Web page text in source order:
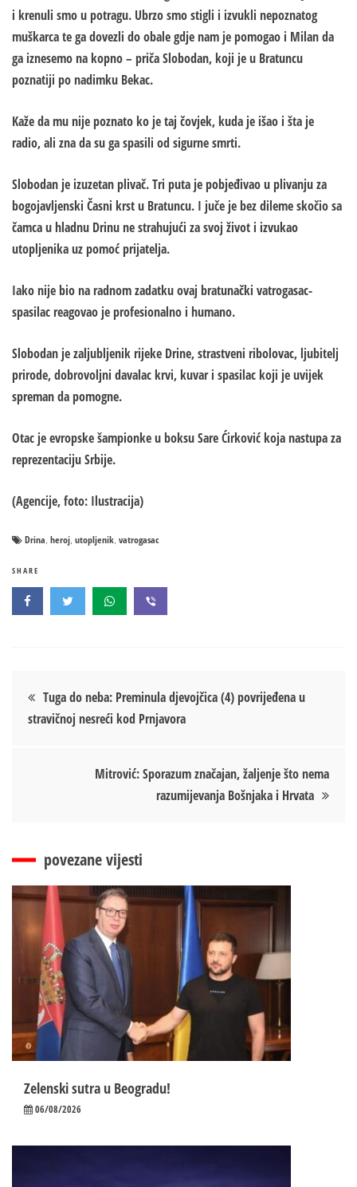
i krenuli smo u potragu. Ubrzo smo stigli i izvukli nepoznatog
muškarca te ga dovezli do obale gdje nam je pomogao i Milan da
ga iznesemo na kopno – priča Slobodan, koji je u Bratuncu
poznatiji po nadimku Bekac.
Kaže da mu nije poznato ko je taj čovjek, kuda je išao i šta je
radio, ali zna da su ga spasili od sigurne smrti.
Slobodan je izuzetan plivač. Tri puta je pobjeđivao u plivanju za
bogojavljenski Časni krst u Bratuncu. I juče je bez dileme skočio sa
čamca u hladnu Drinu ne strahujući za svoj život i izvukao
utopljenika uz pomoć prijatelja.
Iako nije bio na radnom zadatku ovaj bratunački vatrogasac-
spasilac reagovao je profesionalno i humano.
Slobodan je zaljubljenik rijeke Drine, strastveni ribolovac, ljubitelj
prirode, dobrovoljni davalac krvi, kuvar i spasilac koji je uvijek
spreman da pomogne.
Otac je evropske šampionke u boksu Sare Ćirković koja nastupa za
reprezentaciju Srbije.
(Agencije, foto: Ilustracija)
Drina, heroj, utopljenik, vatrogasac
SHARE
Кретање
чланка
Tuga do neba: Preminula djevojčica (4) povrijeđena u
stravičnoj nesreći kod Prnjavora
Mitrović: Sporazum značajan, žaljenje što nema
razumijevanja Bošnjaka i Hrvata
povezane vijesti
Zelenski sutra u Beogradu!
06/08/2026